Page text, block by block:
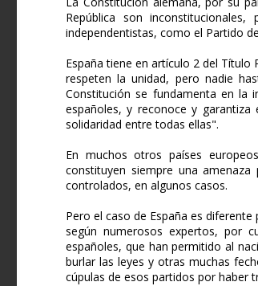
República son
independentistas, como el Partido
España tiene en artículo 2 del
respeten la unidad, pero nadie
Constitución se fundamenta en la
españoles, y reconoce y
solidaridad entre todas ellas".
En muchos otros países
constituyen siempre una
controlados, en algunos casos.
Pero el caso de España es
según numerosos expertos, por
españoles, que han permitido al
burlar las leyes y otras muchas
cúpulas de esos partidos por haber